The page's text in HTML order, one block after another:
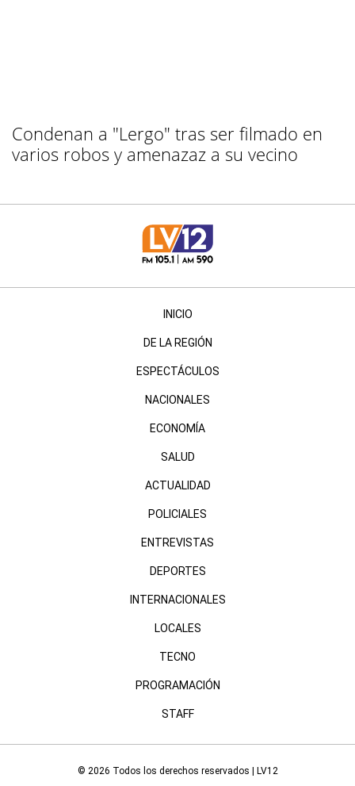
Condenan a "Lergo" tras ser filmado en
varios robos y amenazaz a su vecino
INICIO
DE LA REGIÓN
ESPECTÁCULOS
NACIONALES
ECONOMÍA
SALUD
ACTUALIDAD
POLICIALES
ENTREVISTAS
DEPORTES
INTERNACIONALES
LOCALES
TECNO
PROGRAMACIÓN
STAFF
© 2026 Todos los derechos reservados | LV12